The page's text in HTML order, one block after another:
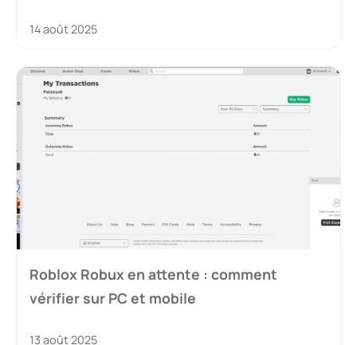
14 août 2025
Roblox Robux en attente : comment
vérifier sur PC et mobile
13 août 2025